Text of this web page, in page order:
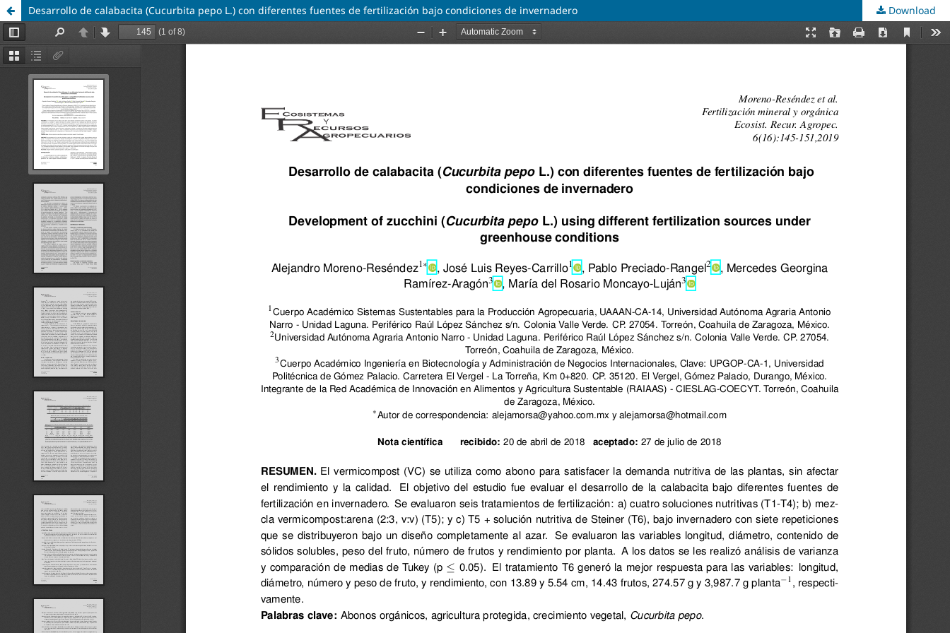
Desarrollo de calabacita (Cucurbita pepo L.) con diferentes fuentes de fertilización bajo condiciones de invernadero Download